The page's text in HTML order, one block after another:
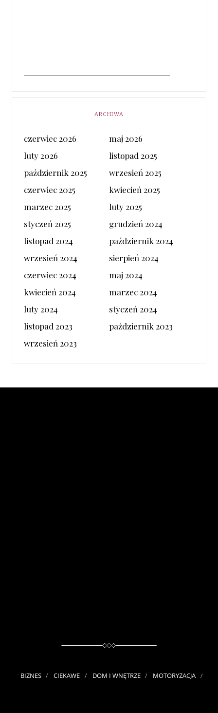
ARCHIWA
czerwiec 2026
maj 2026
luty 2026
listopad 2025
październik 2025
wrzesień 2025
czerwiec 2025
kwiecień 2025
marzec 2025
luty 2025
styczeń 2025
grudzień 2024
listopad 2024
październik 2024
wrzesień 2024
sierpień 2024
czerwiec 2024
maj 2024
kwiecień 2024
marzec 2024
luty 2024
styczeń 2024
listopad 2023
październik 2023
wrzesień 2023
BIZNES CIEKAWE DOM I WNĘTRZE MOTORYZACJA